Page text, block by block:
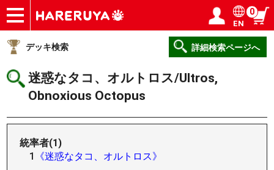
ショップ
買取
記事
デッキ検索
デッキ構築
選手一覧
店舗一覧
イベント
ヘルプ
お問い合わせ ログイン／会員登録
EN
0
デッキ検索 詳細検索ページへ
迷惑なタコ、オルトロス/Ultros,
Obnoxious Octopus
統率者(1)
1
《迷惑なタコ、オルトロス》